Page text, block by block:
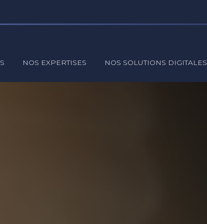
NOS EXPERTISES NOS SOLUTIONS DIGITALES